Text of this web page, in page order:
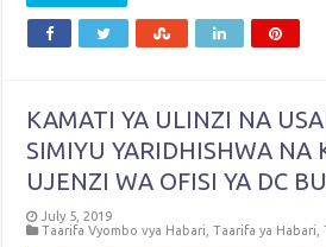
KAMATI YA ULINZI NA
SIMIYU YARIDHISHWA NA
UJENZI WA OFISI YA DC
July 5, 2019
Taarifa Vyombo vya Habari ,Taarifa ya Habari ,